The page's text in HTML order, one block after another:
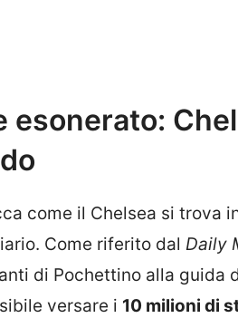
esonerato:
come il Chelsea si trova
Come riferito dal Daily
di Pochettino alla guida
versare i 10 milioni di